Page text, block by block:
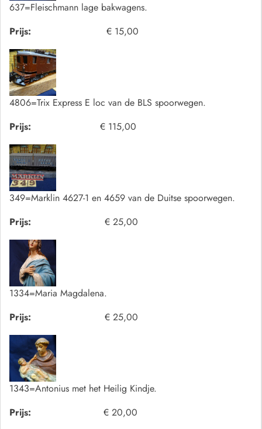
637=Fleischmann lage bakwagens.
Prijs:
€ 15,00
4806=Trix Express E loc van de BLS spoorwegen.
Prijs:
€ 115,00
349=Marklin 4627-1 en 4659 van de Duitse spoorwegen.
Prijs:
€ 25,00
1334=Maria Magdalena.
Prijs:
€ 25,00
1343=Antonius met het Heilig Kindje.
Prijs:
€ 20,00